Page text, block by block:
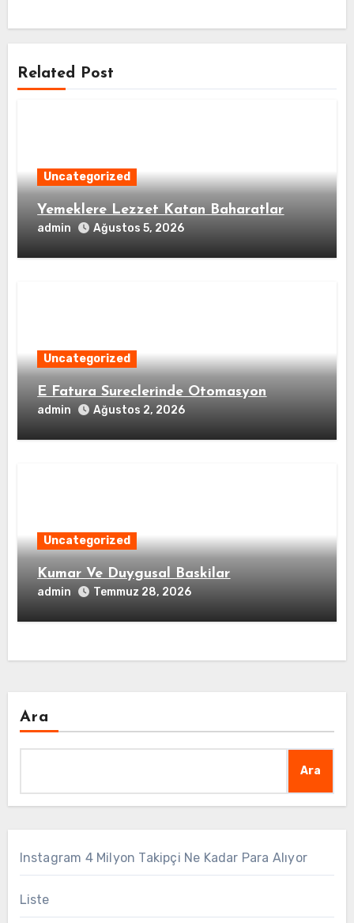
Related Post
Uncategorized
Yemeklere Lezzet Katan Baharatlar
admin Ağustos 5, 2026
Uncategorized
E Fatura Sureclerinde Otomasyon
admin Ağustos 2, 2026
Uncategorized
Kumar Ve Duygusal Baskilar
admin Temmuz 28, 2026
Ara
Ara
Instagram 4 Milyon Takipçi Ne Kadar Para Alıyor
Liste